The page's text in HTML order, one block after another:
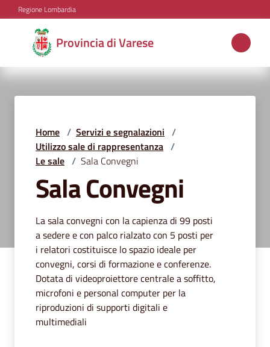
Vai al contenuto
Vai alla navigazione
Vai al footer
Regione Lombardia
Provincia di Varese
Provincia
di
Varese
tematiche
Amministrazione
Servizi
segnalazioni
Menu selezionato
News
Home / Servizi e segnalazioni /
Utilizzo sale di rappresentanza /
Le sale / Sala Convegni
Sala Convegni
La sala convegni con la capienza di 99 posti
a sedere e con palco rialzato con 5 posti per
i relatori costituisce lo spazio ideale per
convegni, corsi di formazione e conferenze.
Dotata di videoproiettore centrale a soffitto,
microfoni e personal computer per la
riproduzioni di supporti digitali e
multimediali